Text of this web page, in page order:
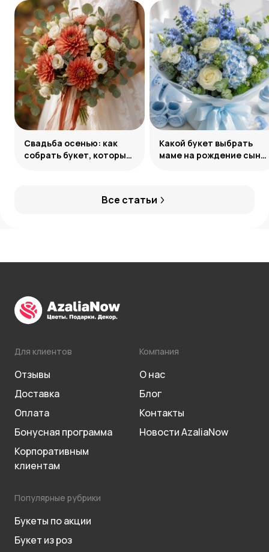
Все статьи
Свадьба осенью: как
собрать букет, который
Какой букет выбрать
маме на рождение сына:
Для клиентов
Отзывы
Доставка
Оплата
Бонусная программа
Корпоративным
клиентам
Компания
О нас
Блог
Контакты
Новости AzaliaNow
Популярные рубрики
Букеты по акции
Букет из роз